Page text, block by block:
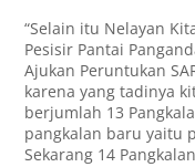
“Selain itu Nelayan
Pesisir Pantai
Ajukan Peruntukan
karena yang tadinya
berjumlah 13
pangkalan baru yaitu
Sekarang 14